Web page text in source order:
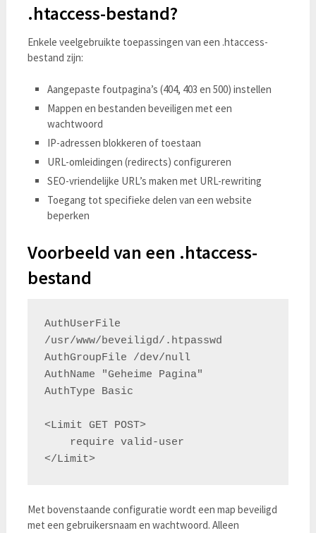
.htaccess-bestand?
Enkele veelgebruikte toepassingen van een .htaccess-
bestand zijn:
Aangepaste foutpagina’s (404, 403 en 500) instellen
Mappen en bestanden beveiligen met een
wachtwoord
IP-adressen blokkeren of toestaan
URL-omleidingen (redirects) configureren
SEO-vriendelijke URL’s maken met URL-rewriting
Toegang tot specifieke delen van een website
beperken
Voorbeeld van een .htaccess-
bestand
AuthUserFile
/usr/www/beveiligd/.htpasswd
AuthGroupFile /dev/null
AuthName "Geheime Pagina"
AuthType Basic
<Limit GET POST>
Met bovenstaande configuratie wordt een map beveiligd
met een gebruikersnaam en wachtwoord. Alleen